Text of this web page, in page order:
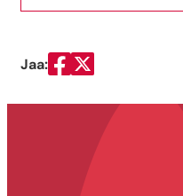
Jaa:
Jaa Facebookissa
Jaa Twitterissä